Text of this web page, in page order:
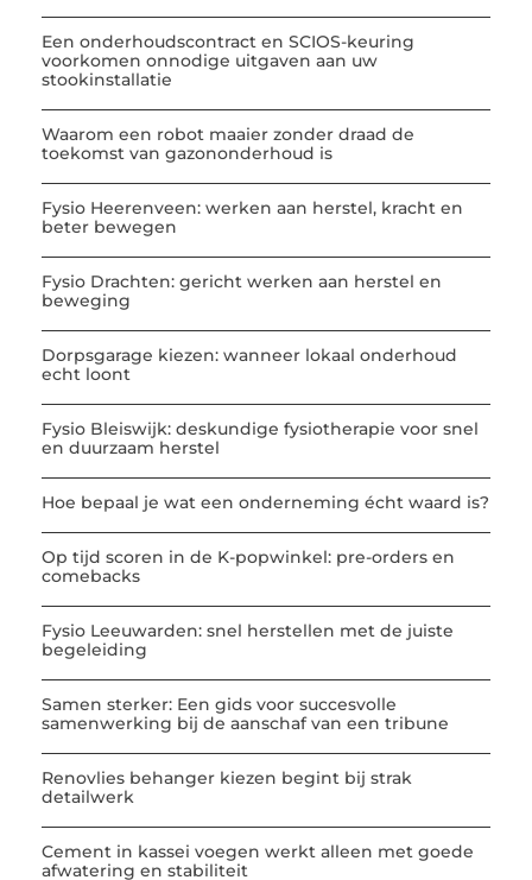
Een onderhoudscontract en SCIOS-keuring
voorkomen onnodige uitgaven aan uw
stookinstallatie
Waarom een robot maaier zonder draad de
toekomst van gazononderhoud is
Fysio Heerenveen: werken aan herstel, kracht en
beter bewegen
Fysio Drachten: gericht werken aan herstel en
beweging
Dorpsgarage kiezen: wanneer lokaal onderhoud
echt loont
Fysio Bleiswijk: deskundige fysiotherapie voor snel
en duurzaam herstel
Hoe bepaal je wat een onderneming écht waard is?
Op tijd scoren in de K-popwinkel: pre-orders en
comebacks
Fysio Leeuwarden: snel herstellen met de juiste
begeleiding
Samen sterker: Een gids voor succesvolle
samenwerking bij de aanschaf van een tribune
Renovlies behanger kiezen begint bij strak
detailwerk
Cement in kassei voegen werkt alleen met goede
afwatering en stabiliteit